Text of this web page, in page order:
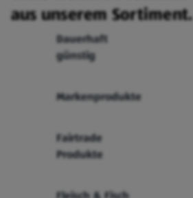
aus unserem Sortiment.
Dauerhaft
günstig
Markenprodukte
Fairtrade
Produkte